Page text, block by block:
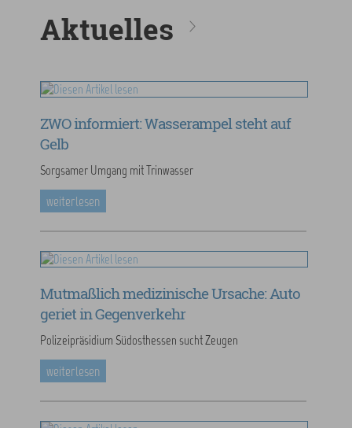
Aktuelles
ZWO informiert: Wasserampel steht auf
Gelb
Sorgsamer Umgang mit Trinwasser
weiterlesen
Mutmaßlich medizinische Ursache: Auto
geriet in Gegenverkehr
Polizeipräsidium Südosthessen sucht Zeugen
weiterlesen